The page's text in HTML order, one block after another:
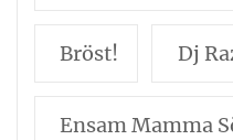
Bröst! Dj
Ensam Mamma